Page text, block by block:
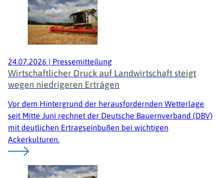
24.07.2026 Pressemitteilung
Wirtschaftlicher Druck auf Landwirtschaft steigt
wegen niedrigeren Erträgen
Vor dem Hintergrund der herausfordernden Wetterlage
seit Mitte Juni rechnet der Deutsche Bauernverband (DBV)
mit deutlichen Ertragseinbußen bei wichtigen
Ackerkulturen.